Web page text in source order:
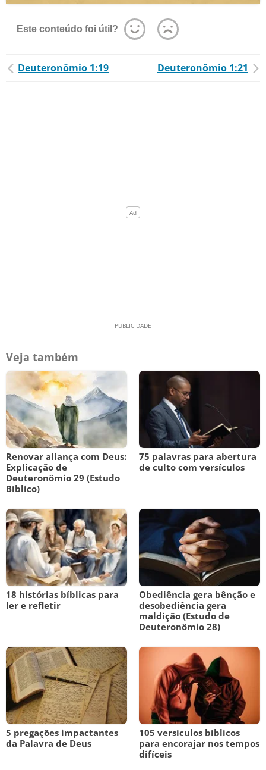
Este conteúdo foi útil?
Deuteronômio 1:19 Deuteronômio 1:21
Veja também
Renovar aliança com Deus:
Explicação de
Deuteronômio 29 (Estudo
Bíblico)
75 palavras para abertura
de culto com versículos
18 histórias bíblicas para
ler e refletir
Obediência gera bênção e
desobediência gera
maldição (Estudo de
Deuteronômio 28)
5 pregações impactantes
da Palavra de Deus
105 versículos bíblicos
para encorajar nos tempos
difíceis